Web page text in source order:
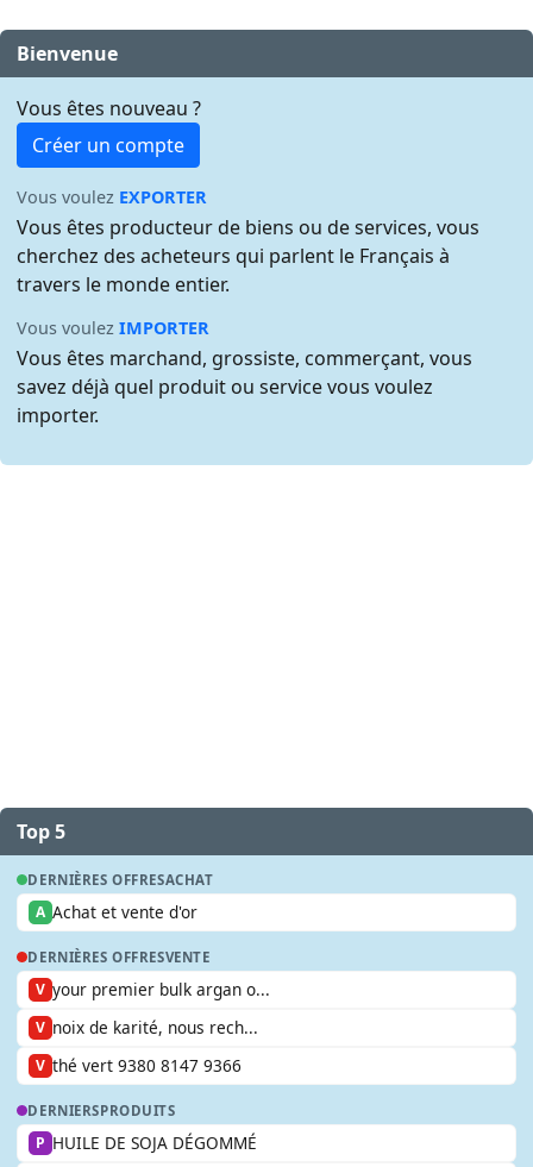
Bienvenue
Vous êtes nouveau ?
Créer un compte
Vous voulez EXPORTER
Vous êtes producteur de biens ou de services, vous
cherchez des acheteurs qui parlent le Français à
travers le monde entier.
Vous voulezIMPORTER
Vous êtes marchand, grossiste, commerçant, vous
savez déjà quel produit ou service vous voulez
importer.
Top 5
DERNIÈRES OFFRESACHAT
A Achat et vente d'or
DERNIÈRES OFFRESVENTE
V your premier bulk argan o...
V noix de karité, nous rech...
V thé vert 9380 8147 9366
DERNIERSPRODUITS
P HUILE DE SOJA DÉGOMMÉ